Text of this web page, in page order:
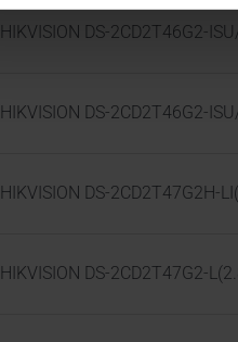
HIKVISION DS-2CD2T46G2-
HIKVISION DS-2CD2T46G2-
HIKVISION DS-
HIKVISION DS-2CD2T47G2-